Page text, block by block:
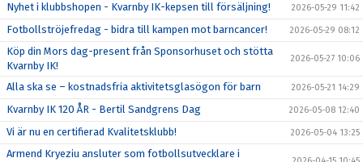
Nyhet i klubbshopen - Kvarnby IK-kepsen till försäljning! 2026-05-29 11:42
Fotbollströjefredag - bidra till kampen mot barncancer! 2026-05-29 08:12
Köp din Mors dag-present från Sponsorhuset och stötta
Kvarnby IK!
2026-05-27 10:06
Alla ska se – kostnadsfria aktivitetsglasögon för barn 2026-05-21 14:29
Kvarnby IK 120 ÅR - Bertil Sandgrens Dag 2026-05-08 12:40
Vi är nu en certifierad Kvalitetsklubb! 2026-05-04 13:25
Armend Kryeziu ansluter som fotbollsutvecklare i